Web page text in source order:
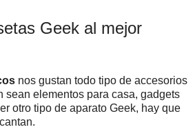
Geek al mejor
nos gustan todo tipo de accesorios
sean elementos para casa, gadgets
otro tipo de aparato Geek, hay que